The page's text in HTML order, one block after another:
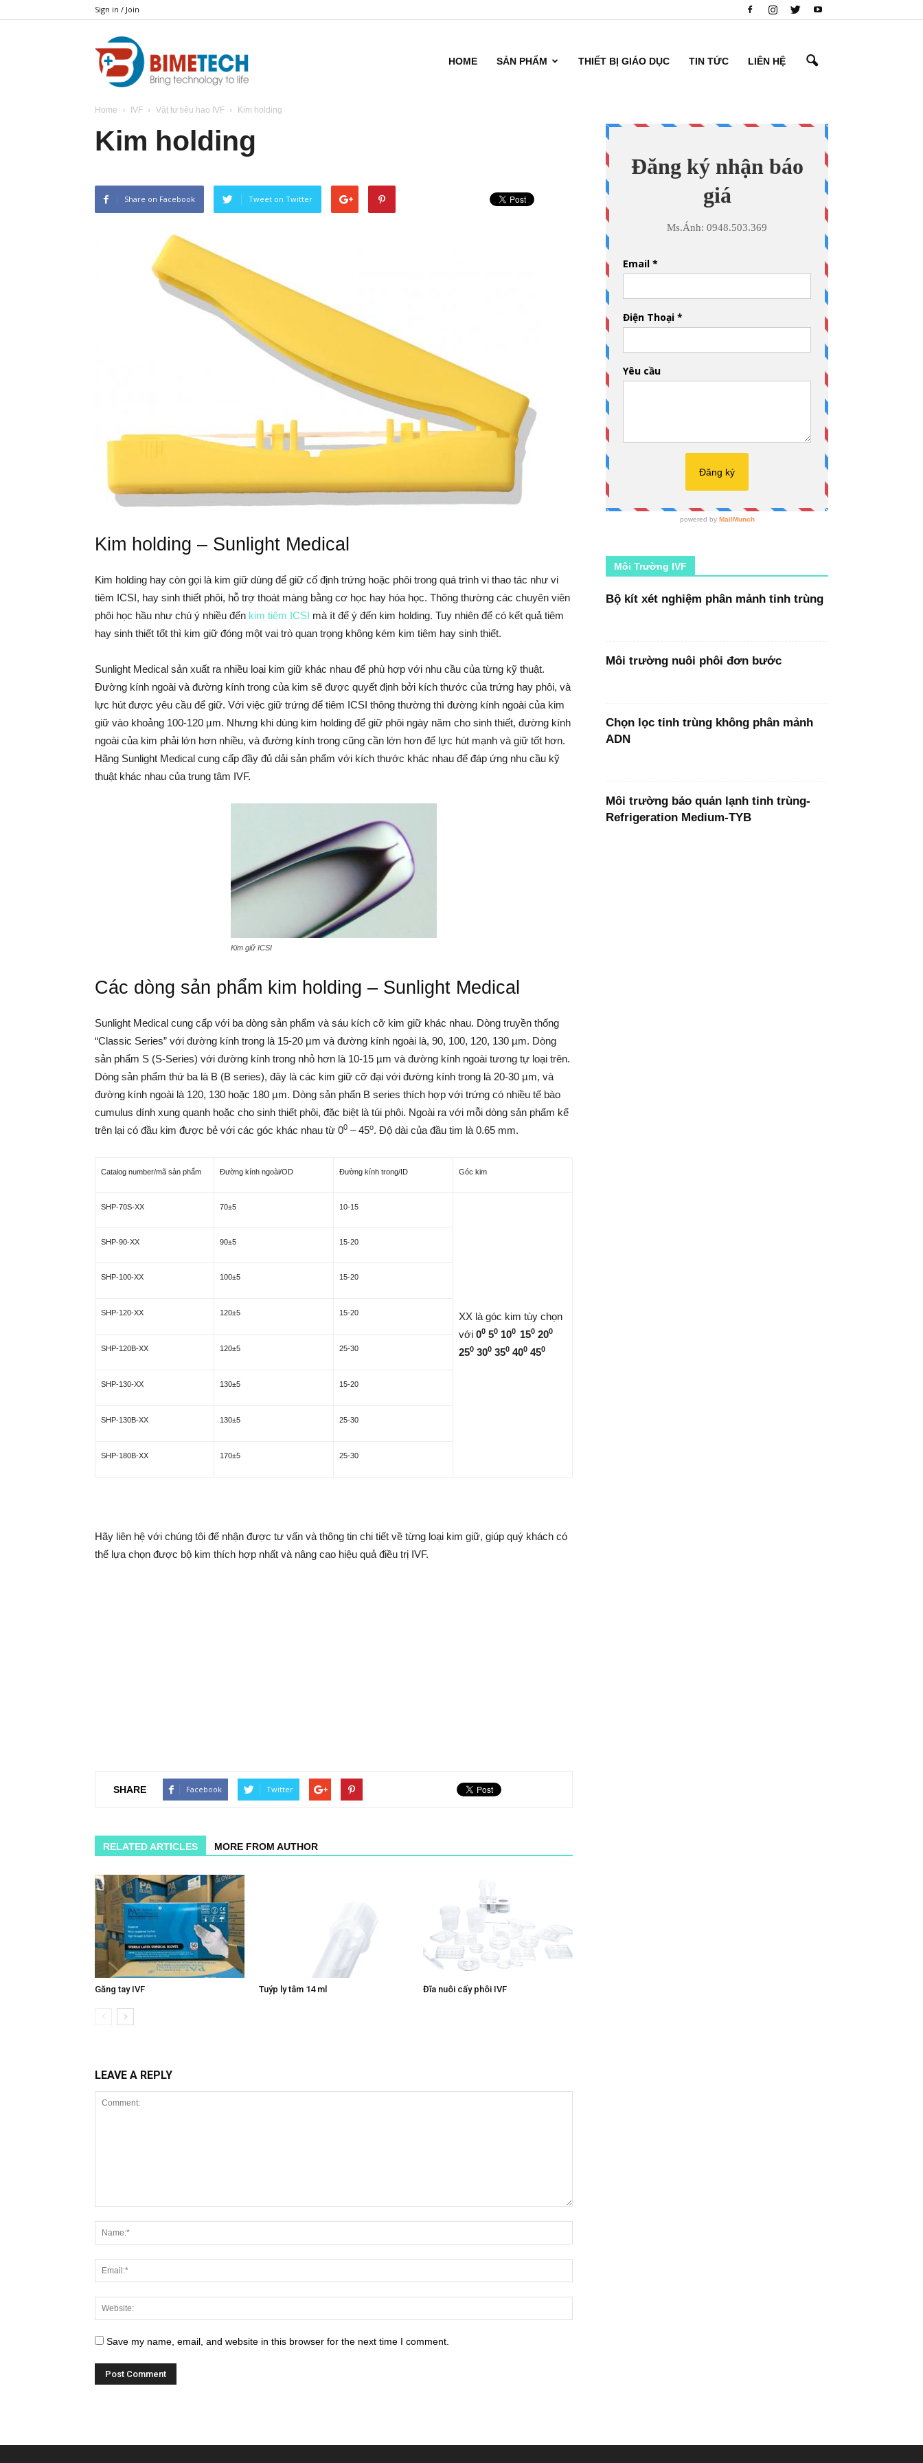
Sign in / Join
HOME SẢN PHẨM THIẾT BỊ GIÁO DỤC TIN TỨC LIÊN HỆ
Home IVF Vật tư tiêu hao IVF Kim holding
Kim holding
Share on Facebook Tweet on Twitter
Kim holding – Sunlight Medical
Kim holding hay còn gọi là kim giữ dùng để giữ cố định trứng hoặc phôi trong quá trình vi thao tác như vi
tiêm ICSI, hay sinh thiết phôi, hỗ trợ thoát màng bằng cơ học hay hóa học. Thông thường các chuyên viên
phôi học hầu như chú ý nhiều đến kim tiêm ICSI mà ít để ý đến kim holding. Tuy nhiên để có kết quả tiêm
hay sinh thiết tốt thì kim giữ đóng một vai trò quan trọng không kém kim tiêm hay sinh thiết.
Sunlight Medical sản xuất ra nhiều loại kim giữ khác nhau để phù hợp với nhu cầu của từng kỹ thuật.
Đường kính ngoài và đường kính trong của kim sẽ được quyết định bởi kích thước của trứng hay phôi, và
lực hút được yêu cầu để giữ. Với việc giữ trứng để tiêm ICSI thông thường thì đường kính ngoài của kim
giữ vào khoảng 100-120 µm. Nhưng khi dùng kim holding để giữ phôi ngày năm cho sinh thiết, đường kính
ngoài của kim phải lớn hơn nhiều, và đường kính trong cũng cần lớn hơn để lực hút mạnh và giữ tốt hơn.
Hãng Sunlight Medical cung cấp đầy đủ dải sản phẩm với kích thước khác nhau để đáp ứng nhu cầu kỹ
thuật khác nhau của trung tâm IVF.
Kim giữ ICSI
Các dòng sản phẩm kim holding – Sunlight Medical
Sunlight Medical cung cấp với ba dòng sản phẩm và sáu kích cỡ kim giữ khác nhau. Dòng truyền thống
“Classic Series” với đường kính trong là 15-20 µm và đường kính ngoài là, 90, 100, 120, 130 µm. Dòng
sản phẩm S (S-Series) với đường kính trong nhỏ hơn là 10-15 µm và đường kính ngoài tương tự loại trên.
Dòng sản phẩm thứ ba là B (B series), đây là các kim giữ cỡ đại với đường kính trong là 20-30 µm, và
đường kính ngoài là 120, 130 hoặc 180 µm. Dòng sản phẩn B series thích hợp với trứng có nhiều tế bào
cumulus dính xung quanh hoặc cho sinh thiết phôi, đặc biệt là túi phôi. Ngoài ra với mỗi dòng sản phẩm kể
trên lại có đầu kim được bẻ với các góc khác nhau từ 00 – 45o. Độ dài của đầu tim là 0.65 mm.
Catalog number/mã sản phẩm Đường kính ngoài/OD Đường kính trong/ID Góc kim
SHP-70S-XX 70±5 10-15
XX là góc kim tùy chọn
với 00 50 100 150 200
250 300 350 400 450
SHP-90-XX 90±5 15-20
SHP-100-XX 100±5 15-20
SHP-120-XX 120±5 15-20
SHP-120B-XX 120±5 25-30
SHP-130-XX 130±5 15-20
SHP-130B-XX 130±5 25-30
SHP-180B-XX 170±5 25-30
Hãy liên hệ với chúng tôi để nhận được tư vấn và thông tin chi tiết về từng loại kim giữ, giúp quý khách có
thể lựa chọn được bộ kim thích hợp nhất và nâng cao hiệu quả điều trị IVF.
SHARE Facebook Twitter
RELATED ARTICLES MORE FROM AUTHOR
Găng tay IVF Tuýp ly tâm 14 ml Đĩa nuôi cấy phôi IVF
LEAVE A REPLY
Save my name, email, and website in this browser for the next time I comment.
Môi Trường IVF
Bộ kít xét nghiệm phân mảnh tinh trùng
Môi trường nuôi phôi đơn bước
Chọn lọc tinh trùng không phân mảnh
ADN
Môi trường bảo quản lạnh tinh trùng-
Refrigeration Medium-TYB